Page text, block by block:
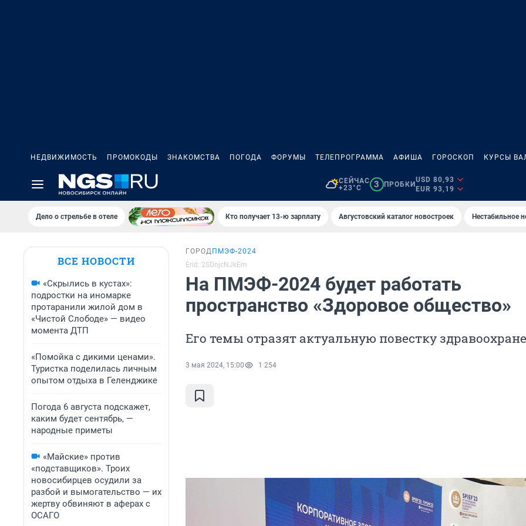
НЕДВИЖИМОСТЬ ПРОМОКОДЫ ЗНАКОМСТВА ПОГОДА ФОРУМЫ ТЕЛЕПРОГРАММА АФИША ГОРОСКОП КУРСЫ
СЕЙЧАС
+23°C
3 ПРОБКИ
USD 80,93
EUR 93,19
Дело о стрельбе в отеле Кто получает 13-ю зарплату Августовский каталог новостроек Нестабильное
ВСЕ НОВОСТИ
«Скрылись в кустах»:
подростки на иномарке
протаранили жилой дом в
«Чистой Слободе» — видео
момента ДТП
«Помойка с дикими ценами».
Туристка поделилась личным
опытом отдыха в Геленджике
Погода 6 августа подскажет,
каким будет сентябрь, —
народные приметы
«Майские» против
«подставщиков». Троих
новосибирцев осудили за
разбой и вымогательство — их
жертву обвиняют в аферах с
ОСАГО
ГОРОД ПМЭФ-2024
Erid: 2SDnjcNJkEm
На ПМЭФ-2024 будет работать
пространство «Здоровое общество»
Его темы отразят актуальную повестку
3 мая 2024, 15:00 1 254